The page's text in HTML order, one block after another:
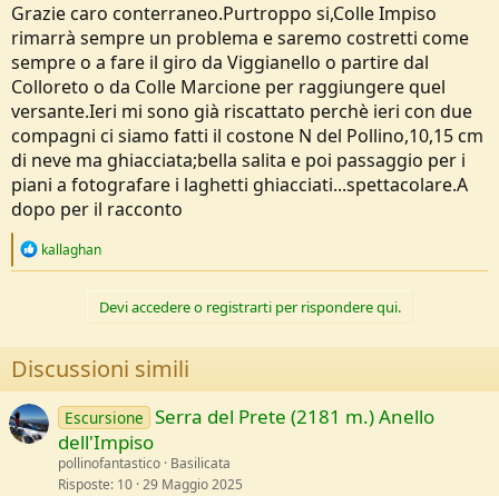
Grazie caro conterraneo.Purtroppo si,Colle Impiso
rimarrà sempre un problema e saremo costretti come
sempre o a fare il giro da Viggianello o partire dal
Colloreto o da Colle Marcione per raggiungere quel
versante.Ieri mi sono già riscattato perchè ieri con due
compagni ci siamo fatti il costone N del Pollino,10,15 cm
di neve ma ghiacciata;bella salita e poi passaggio per i
piani a fotografare i laghetti ghiacciati...spettacolare.A
dopo per il racconto
R
n
s
:
kallaghan
Devi accedere o registrarti per rispondere qui.
Discussioni simili
Escursione Serra del Prete (2181 m.) Anello
dell'Impiso
pollinofantastico Basilicata
Risposte 10 29 Maggio 2025